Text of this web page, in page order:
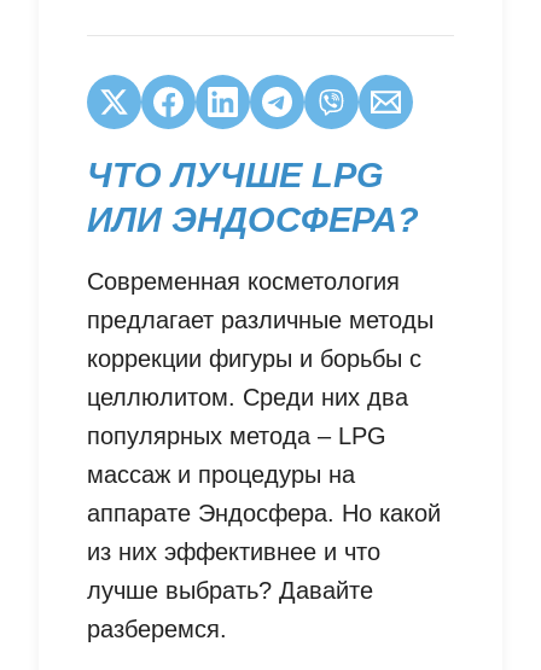
ЧТО ЛУЧШЕ LPG
ИЛИ ЭНДОСФЕРА?
Современная косметология
предлагает различные методы
коррекции фигуры и борьбы с
целлюлитом. Среди них два
популярных метода – LPG
массаж и процедуры на
аппарате Эндосфера. Но какой
из них эффективнее и что
лучше выбрать? Давайте
разберемся.